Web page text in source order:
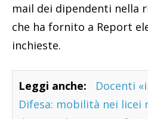
mail dei dipendenti nella
che ha fornito a Report
inchieste.
Leggi anche:
Docenti
Difesa: mobilità nei licei